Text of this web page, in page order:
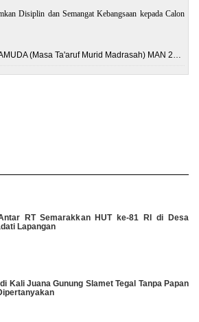
Disiplin dan Semangat Kebangsaan kepada Calon
(Masa Ta'aruf Murid Madrasah) MAN 2…
RT Semarakkan HUT ke-81 RI di Desa
Lapangan
Kali Juana Gunung Slamet Tegal Tanpa Papan